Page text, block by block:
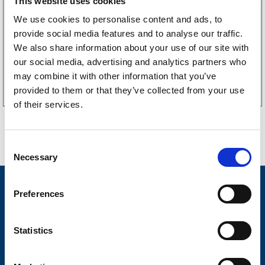
We use cookies to personalise content and ads, to
provide social media features and to analyse our traffic.
We also share information about your use of our site with
our social media, advertising and analytics partners who
may combine it with other information that you’ve
provided to them or that they’ve collected from your use
of their services.
Necessary
Preferences
Statistics
LGF Skylt Självhäftande
238kr(190kr exkl. moms)
Köp online
Nyheter
Släpvagnsservice